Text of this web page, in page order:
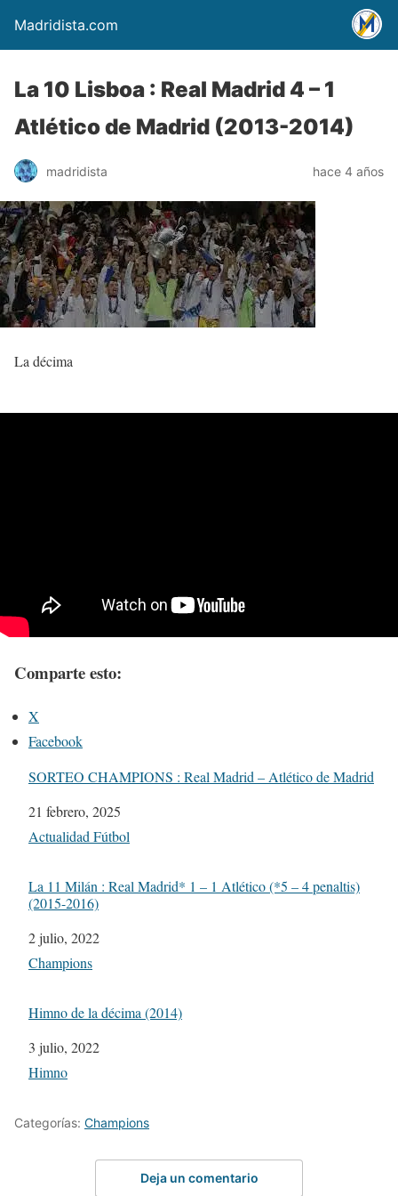
Madridista.com
La 10 Lisboa : Real Madrid 4 – 1
Atlético de Madrid (2013-2014)
madridista hace 4 años
La décima
Comparte esto:
X
Facebook
SORTEO CHAMPIONS : Real Madrid – Atlético de Madrid
Fecha
21 febrero, 2025
Respecto a
Actualidad Fútbol
La 11 Milán : Real Madrid* 1 – 1 Atlético (*5 – 4 penaltis)
(2015-2016)
Fecha
2 julio, 2022
Respecto a
Champions
Himno de la décima (2014)
Fecha
3 julio, 2022
Respecto a
Himno
Categorías: Champions
Deja un comentario